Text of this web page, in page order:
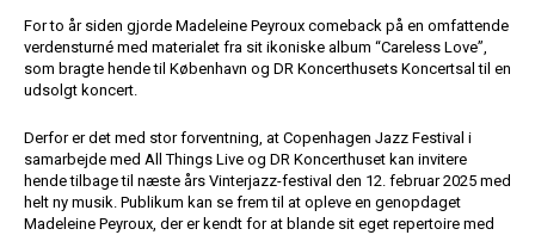
For to år siden gjorde Madeleine Peyroux comeback på en omfattende
verdensturné med materialet fra sit ikoniske album “Careless Love”,
som bragte hende til København og DR Koncerthusets Koncertsal til en
udsolgt koncert.
Derfor er det med stor forventning, at Copenhagen Jazz Festival i
samarbejde med All Things Live og DR Koncerthuset kan invitere
hende tilbage til næste års Vinterjazz-festival den 12. februar 2025 med
helt ny musik. Publikum kan se frem til at opleve en genopdaget
Madeleine Peyroux, der er kendt for at blande sit eget repertoire med